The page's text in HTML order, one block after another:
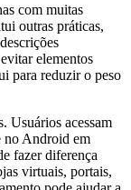
com muitas
outras práticas,
elementos
para reduzir o peso
Usuários acessam
no Android em
fazer diferença
virtuais, portais,